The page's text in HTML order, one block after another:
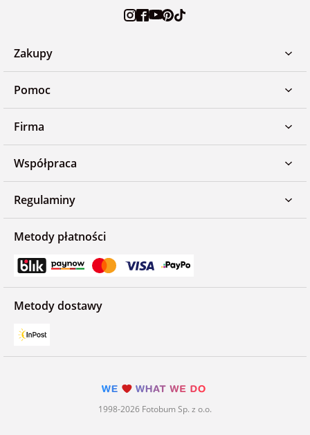
Zakupy
Pomoc
Firma
Współpraca
Regulaminy
Metody płatności
Metody dostawy
1998-2026 Fotobum Sp. z o.o.